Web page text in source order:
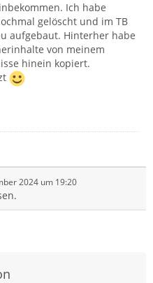
Ich habe
gelöscht und im TB
aufgebaut. Hinterher habe
von meinem
hinein kopiert.
2024 um 19:20